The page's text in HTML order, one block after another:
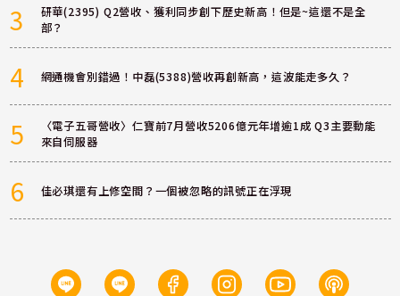
3
研華(2395) Q2營收、獲利同步創下歷史新高！但是~這還不是全
部？
4 網通機會別錯過！中磊(5388)營收再創新高，這波能走多久？
5
〈電子五哥營收〉仁寶前7月營收5206億元年增逾1成 Q3主要動能
來自伺服器
6 佳必琪還有上修空間？一個被忽略的訊號正在浮現